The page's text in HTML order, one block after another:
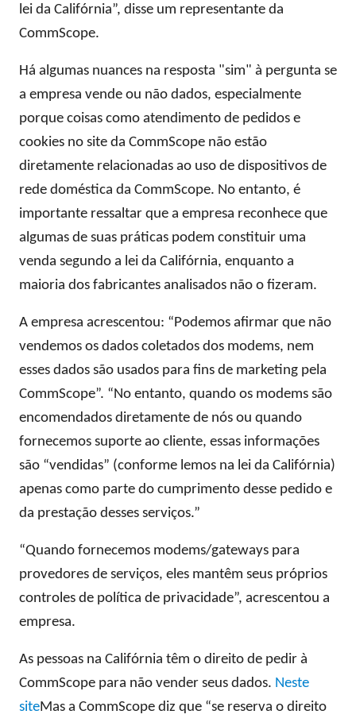
lei da Califórnia”, disse um representante da
CommScope.
Há algumas nuances na resposta "sim" à pergunta se
a empresa vende ou não dados, especialmente
porque coisas como atendimento de pedidos e
cookies no site da CommScope não estão
diretamente relacionadas ao uso de dispositivos de
rede doméstica da CommScope. No entanto, é
importante ressaltar que a empresa reconhece que
algumas de suas práticas podem constituir uma
venda segundo a lei da Califórnia, enquanto a
maioria dos fabricantes analisados ​​não o fizeram.
A empresa acrescentou: “Podemos afirmar que não
vendemos os dados coletados dos modems, nem
esses dados são usados ​​para fins de marketing pela
CommScope”. “No entanto, quando os modems são
encomendados diretamente de nós ou quando
fornecemos suporte ao cliente, essas informações
são “vendidas” (conforme lemos na lei da Califórnia)
apenas como parte do cumprimento desse pedido e
da prestação desses serviços.”
“Quando fornecemos modems/gateways para
provedores de serviços, eles mantêm seus próprios
controles de política de privacidade”, acrescentou a
empresa.
As pessoas na Califórnia têm o direito de pedir à
CommScope para não vender seus dados. Neste
siteMas a CommScope diz que “se reserva o direito